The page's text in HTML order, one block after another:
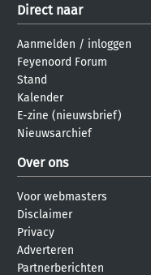
Direct naar
Aanmelden / inloggen
Feyenoord Forum
Stand
Kalender
E-zine (nieuwsbrief)
Nieuwsarchief
Over ons
Voor webmasters
Disclaimer
Privacy
Adverteren
Partnerberichten